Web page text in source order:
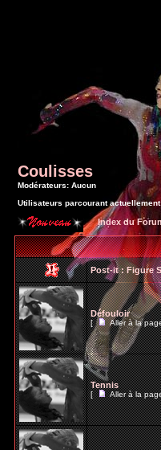
Coulisses
Modérateurs: Aucun
Utilisateurs parcourant
Index du
Post-it : Figure
Défouloir
[ Aller à la
Tennis
[ Aller à la